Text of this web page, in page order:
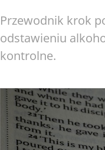
Przewodnik krok
odstawieniu
kontrolne.